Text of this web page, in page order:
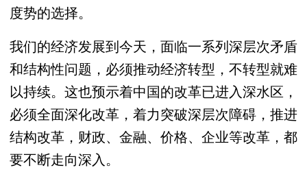
度势的选择。
我们的经济发展到今天，面临一系列深层次矛盾
和结构性问题，必须推动经济转型，不转型就难
以持续。这也预示着中国的改革已进入深水区，
必须全面深化改革，着力突破深层次障碍，推进
结构改革，财政、金融、价格、企业等改革，都
要不断走向深入。